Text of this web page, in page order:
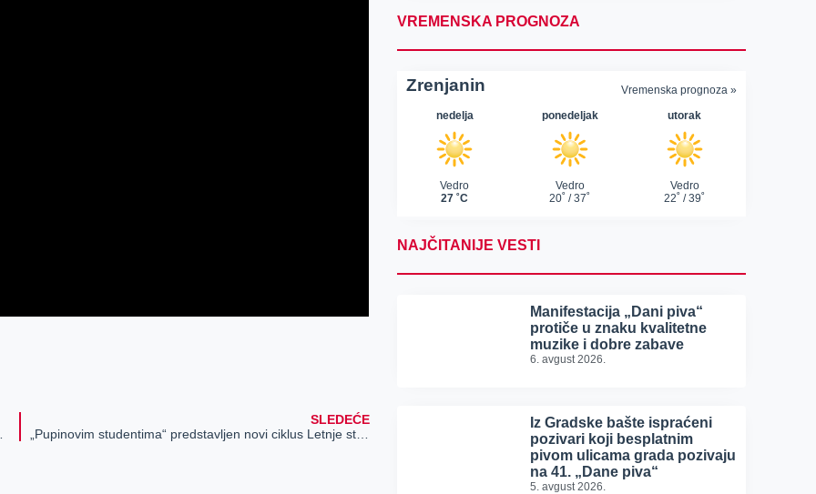
SLEDEĆE
VREMENSKA PROGNOZA
NAJČITANIJE VESTI
Manifestacija „Dani piva“
protiče u znaku kvalitetne
muzike i dobre zabave
6. avgust 2026.
Iz Gradske bašte ispraćeni
pozivari koji besplatnim
pivom ulicama grada pozivaju
na 41. „Dane piva“
5. avgust 2026.